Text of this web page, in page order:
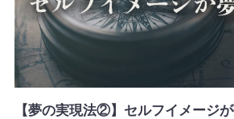
【夢の実現法②】セルフイメージ